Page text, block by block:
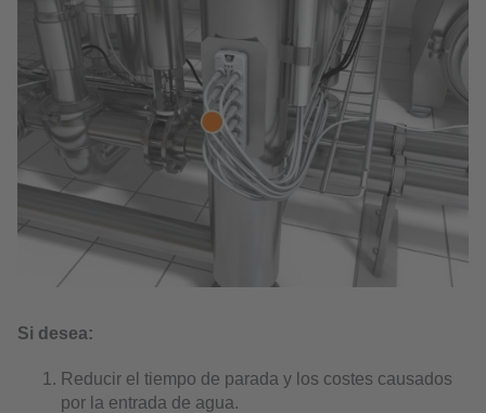
Si desea:
Reducir el tiempo de parada y los costes causados
por la entrada de agua.